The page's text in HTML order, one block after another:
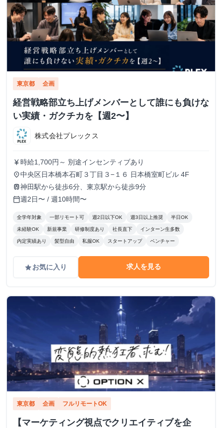
東京都 企画
経営戦略部立ち上げメンバーとして誰にも負けな
い実績・ガクチカを【週2〜】
株式会社プレックス
currency_yen 時給1,700円～ 別途インセンティブあり
place中央区日本橋本石町３丁目３−１６ 日本橋室町ビル 4F
train神田駅から徒歩6分、東京駅から徒歩9分
calendar_today週2日〜 / 週10時間〜
全学年対象 一部リモート可 週2日以下OK 週3日以上推奨 半日OK
未経験OK 新規事業 研修制度あり 社長直下 インターン生多数
内定実績あり 髪型自由 私服OK スタートアップ ベンチャー
gradeお気に入り 求人を見る
東京都 企画 フルリモートOK
【マーケティング視点でクリエイティブを企